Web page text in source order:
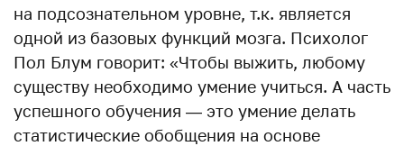
на подсознательном уровне, т.к. является
одной из базовых функций мозга. Психолог
Пол Блум говорит: «Чтобы выжить, любому
существу необходимо умение учиться. А часть
успешного обучения — это умение делать
статистические обобщения на основе